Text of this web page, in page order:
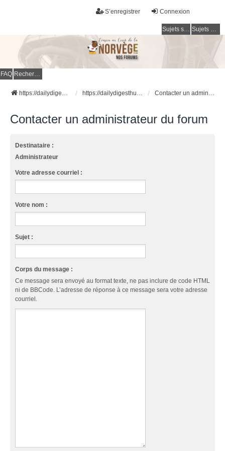
Connexion
S’enregistrer
Sujets sans réponse Sujets actifs
FAQ Rechercher
https://dailydigesthub.com https://dailydigesthub.com Contacter un administrateur du forum
Contacter un administrateur du forum
Destinataire :
Administrateur
Votre adresse courriel :
Votre nom :
Sujet :
Corps du message :
Ce message sera envoyé au format texte, ne pas inclure de code HTML
ni de BBCode. L’adresse de réponse à ce message sera votre adresse
courriel.